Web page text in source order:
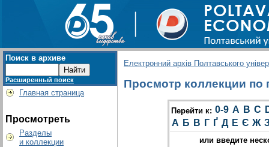
Поиск в архиве
Расширенный поиск
Главная страница
Просмотреть
Разделы
и коллекции
Електронний архів Полтавського
Просмотр коллекции по
Перейти к: 0-9 A B C
А Б В Г Ґ Д Е Є Ж
или введите